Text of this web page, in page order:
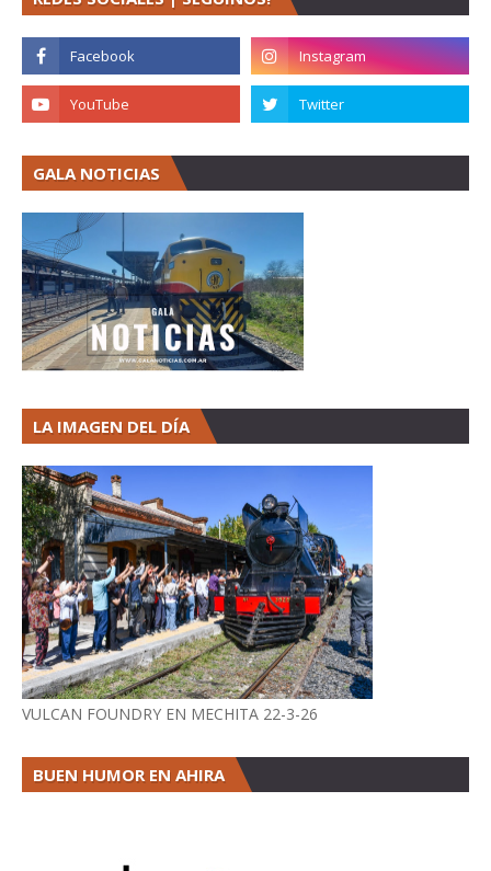
GALA NOTICIAS
LA IMAGEN DEL DÍA
VULCAN FOUNDRY EN MECHITA 22-3-26
BUEN HUMOR EN AHIRA